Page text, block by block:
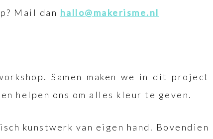
Mail dan hallo@makerisme.nl
Samen maken we in dit project
helpen ons om alles kleur te geven.
kunstwerk van eigen hand. Bovendien